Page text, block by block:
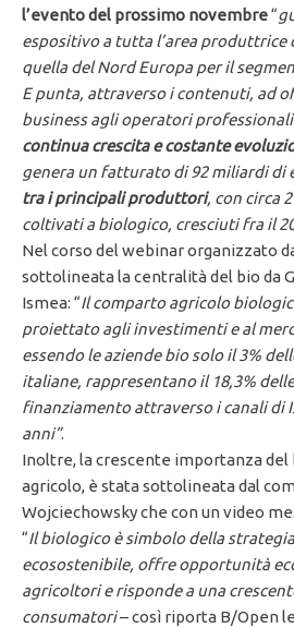
l’evento del prossimo novembre“
espositivo a tutta l’area produttrice
quella del Nord Europa per il
E punta, attraverso i contenuti, ad
business agli operatori
continua crescita e costante
genera un fatturato di 92 miliardi di
tra i principali produttori, con circa
coltivati a biologico, cresciuti fra il
Nel corso del webinar organizzato
sottolineata la centralità del bio da
Ismea: “Il comparto agricolo
proiettato agli investimenti e al
essendo le aziende bio solo il 3%
italiane, rappresentano il 18,3%
finanziamento attraverso i canali di
anni”.
Inoltre, la crescente importanza del
agricolo, è stata sottolineata dal
Wojciechowsky che con un video
“Il biologico è simbolo della
ecosostenibile, offre opportunità
agricoltori e risponde a una
consumatori– così riporta B/Open